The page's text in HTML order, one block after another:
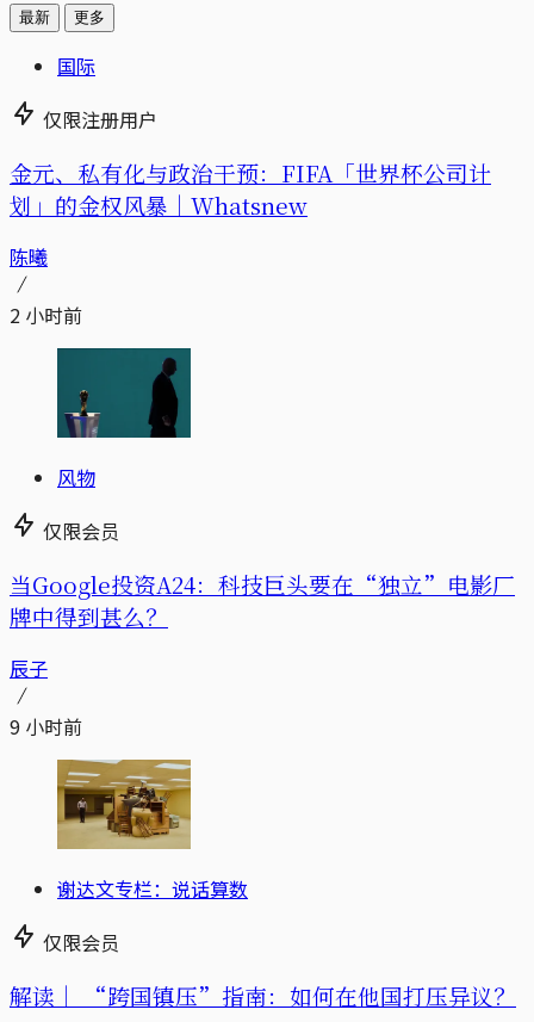
最新 更多
国际
仅限注册用户
金元、私有化与政治干预：FIFA「世界杯公司计
划」的金权风暴｜Whatsnew
陈曦
2 小时前
风物
仅限会员
当Google投资A24：科技巨头要在“独立”电影厂
牌中得到甚么？
辰子
9 小时前
谢达文专栏：说话算数
仅限会员
解读｜ “跨国镇压”指南：如何在他国打压异议？